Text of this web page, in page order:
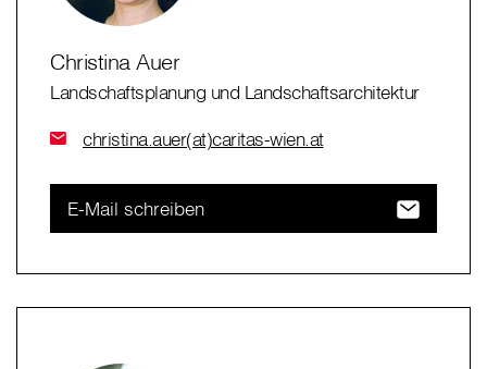
Christina Auer
Landschaftsplanung und Landschaftsarchitektur
christina.auer(at)caritas-wien.at
E-Mail schreiben